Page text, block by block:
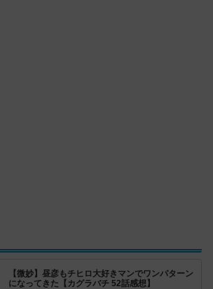
【微妙】昼彦もチヒロ大好きマンでワンパターン
になってきた【カグラバチ 52話感想】